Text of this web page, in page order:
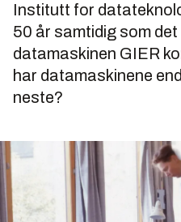
Institutt for
50 år samtidig som det
datamaskinen GIER
har datamaskinene
neste?